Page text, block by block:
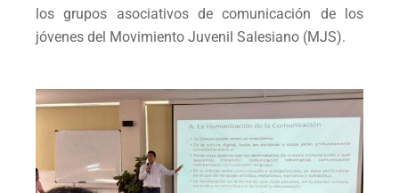
los grupos asociativos de comunicación de los
jóvenes del Movimiento Juvenil Salesiano (MJS).